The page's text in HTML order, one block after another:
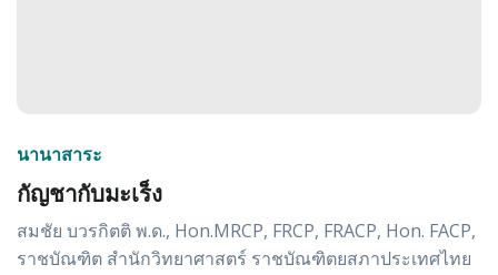
นานาสาระ
กัญชากับมะเร็ง
สมชัย บวรกิตติ พ.ด., Hon.MRCP, FRCP, FRACP, Hon. FACP,
ราชบัณฑิต สำนักวิทยาศาสตร์ ราชบัณฑิตยสภาประเทศไทย